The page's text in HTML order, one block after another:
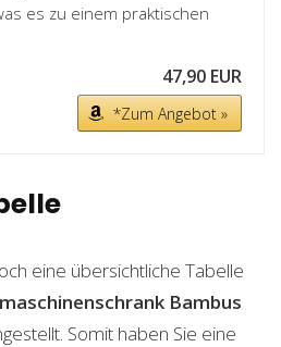
es zu einem praktischen
47,90 EUR
*Zum Angebot »
eine übersichtliche Tabelle
Bambus
Somit haben Sie eine